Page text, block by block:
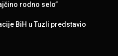
rodno selo”
BiH u Tuzli predstavio